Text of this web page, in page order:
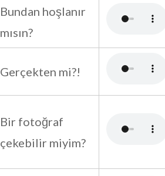
Bundan hoşlanır
mısın?
Gerçekten mi?!
Bir fotoğraf
çekebilir miyim?